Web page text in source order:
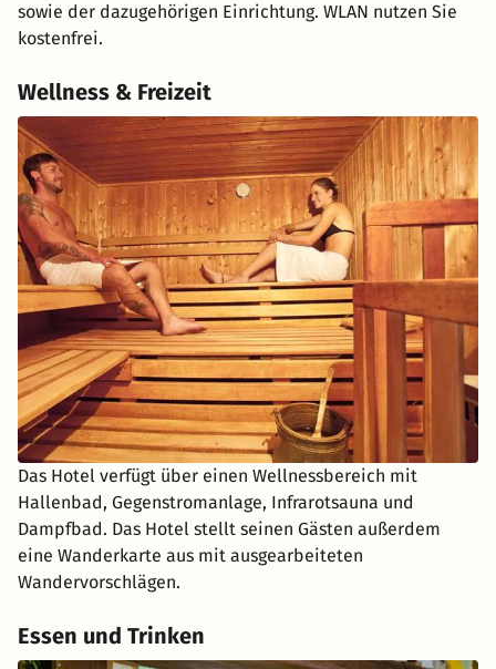
sowie der dazugehörigen Einrichtung. WLAN nutzen Sie
kostenfrei.
Wellness & Freizeit
Das Hotel verfügt über einen Wellnessbereich mit
Hallenbad, Gegenstromanlage, Infrarotsauna und
Dampfbad. Das Hotel stellt seinen Gästen außerdem
eine Wanderkarte aus mit ausgearbeiteten
Wandervorschlägen.
Essen und Trinken